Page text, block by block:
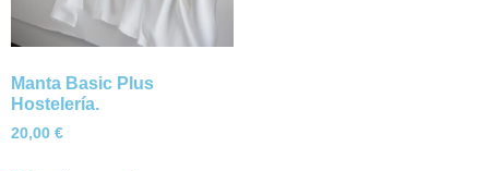
Manta Basic Plus
Hostelería.
20,00 €